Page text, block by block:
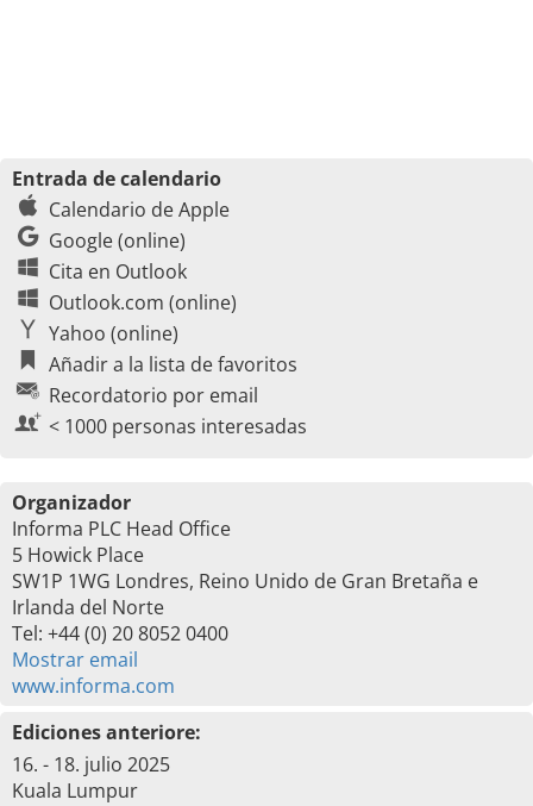
Entrada de calendario
Calendario de Apple
Google (online)
Cita en Outlook
Outlook.com (online)
Yahoo (online)
Añadir a la lista de favoritos
Recordatorio por email
< 1000 personas interesadas
Organizador
Informa PLC Head Office
5 Howick Place
SW1P 1WG Londres, Reino Unido de Gran Bretaña e
Irlanda del Norte
Tel: +44 (0) 20 8052 0400
Mostrar email
www.informa.com
Ediciones anteriore:
16. - 18. julio 2025
Kuala Lumpur